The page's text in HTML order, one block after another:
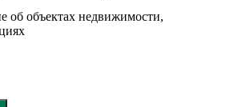
об объектах недвижимости,